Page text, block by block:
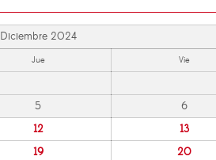
Diciembre 2024
Jue Vie
5 6
12 13
19 20